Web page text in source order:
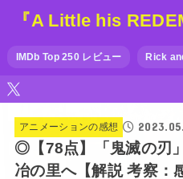
『A Little his
IMDb Top 250 レビュー Rick
アニメーションの感想
◎【78点】「鬼滅の刃
冶の里へ【解説 考察：